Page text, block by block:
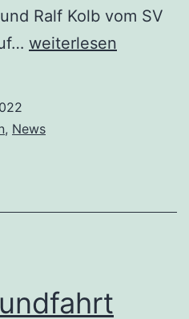
Ralf Kolb vom SV
weiterlesen
, News